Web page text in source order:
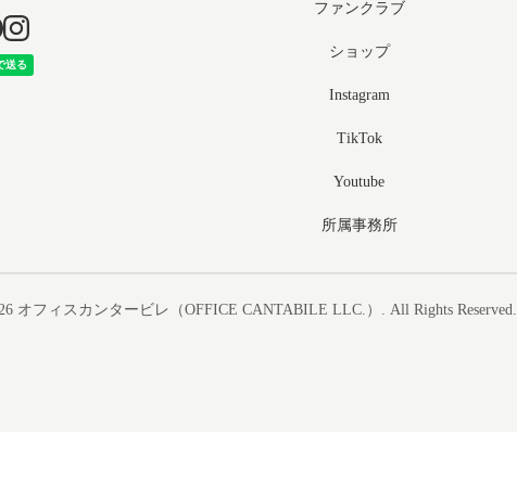
ファンクラブ
ショップ
Instagram
TikTok
Youtube
所属事務所
オフィスカンタービレ（OFFICE CANTABILE LLC.） . All Rights Reserved.